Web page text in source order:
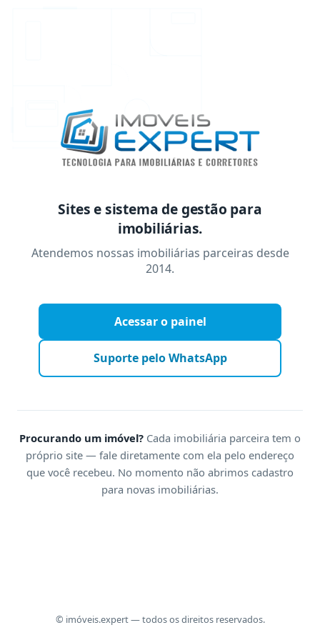
Sites e sistema de gestão para
imobiliárias.
Atendemos nossas imobiliárias parceiras desde
2014.
Acessar o painel
Suporte pelo WhatsApp
Procurando um imóvel? Cada imobiliária parceira tem o
próprio site — fale diretamente com ela pelo endereço
que você recebeu. No momento não abrimos cadastro
para novas imobiliárias.
© imóveis.expert — todos os direitos reservados.